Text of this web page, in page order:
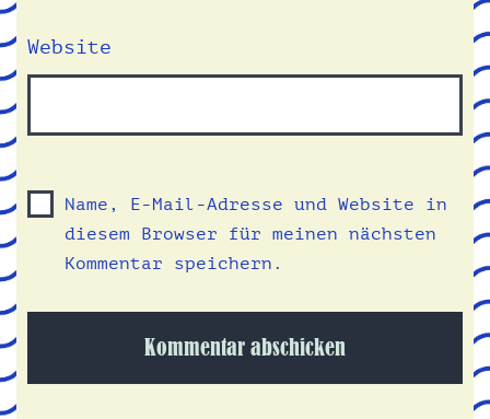
Website
Name, E-Mail-Adresse und Website in
diesem Browser für meinen nächsten
Kommentar speichern.